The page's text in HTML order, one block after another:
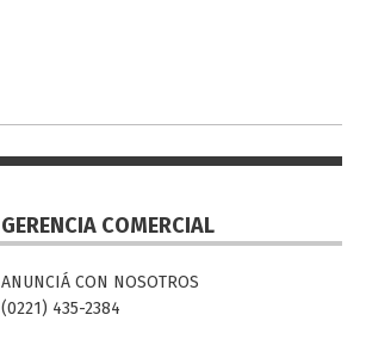
GERENCIA COMERCIAL
ANUNCIÁ CON NOSOTROS
(0221) 435-2384